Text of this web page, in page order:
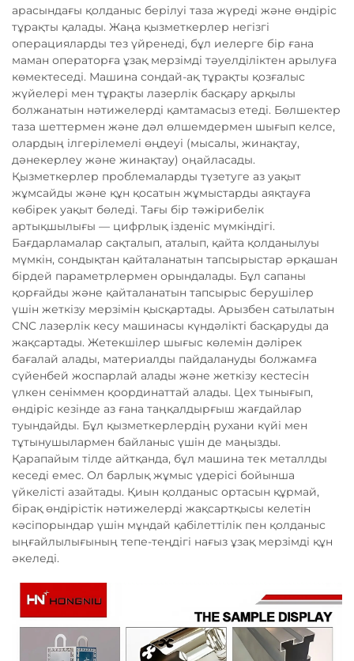
арасындағы қолданыс берілуі таза жүреді және өндіріс
тұрақты қалады. Жаңа қызметкерлер негізгі
операцияларды тез үйренеді, бұл иелерге бір ғана
маман операторға ұзақ мерзімді тәуелділіктен арылуға
көмектеседі. Машина сондай-ақ тұрақты қозғалыс
жүйелері мен тұрақты лазерлік басқару арқылы
болжанатын нәтижелерді қамтамасыз етеді. Бөлшектер
таза шеттермен және дәл өлшемдермен шығып келсе,
олардың ілгерілемелі өңдеуі (мысалы, жинақтау,
дәнекерлеу және жинақтау) оңайласады.
Қызметкерлер проблемаларды түзетуге аз уақыт
жұмсайды және құн қосатын жұмыстарды аяқтауға
көбірек уақыт бөледі. Тағы бір тәжірибелік
артықшылығы — цифрлық ізденіс мүмкіндігі.
Бағдарламалар сақталып, аталып, қайта қолданылуы
мүмкін, сондықтан қайталанатын тапсырыстар әрқашан
бірдей параметрлермен орындалады. Бұл сапаны
қорғайды және қайталанатын тапсырыс берушілер
үшін жеткізу мерзімін қысқартады. Арызбен сатылатын
CNC лазерлік кесу машинасы күндәлікті басқаруды да
жақсартады. Жетекшілер шығыс көлемін дәлірек
бағалай алады, материалды пайдалануды болжамға
сүйенбей жоспарлай алады және жеткізу кестесін
үлкен сеніммен қоординаттай алады. Цех тынығып,
өндіріс кезінде аз ғана таңқалдырғыш жағдайлар
туындайды. Бұл қызметкерлердің рухани күйі мен
тұтынушылармен байланыс үшін де маңызды.
Қарапайым тілде айтқанда, бұл машина тек металлды
кеседі емес. Ол барлық жұмыс үдерісі бойынша
үйкелісті азайтады. Қиын қолданыс ортасын құрмай,
бірақ өндірістік нәтижелерді жақсартқысы келетін
кәсіпорындар үшін мұндай қабілеттілік пен қолданыс
ыңғайлылығының тепе-теңдігі нағыз ұзақ мерзімді құн
әкеледі.